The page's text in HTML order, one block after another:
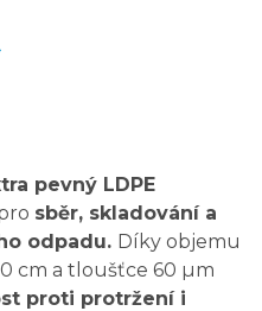
pevný LDPE
sběr, skladování a
odpadu. Díky objemu
cm a tloušťce 60 µm
proti protržení i